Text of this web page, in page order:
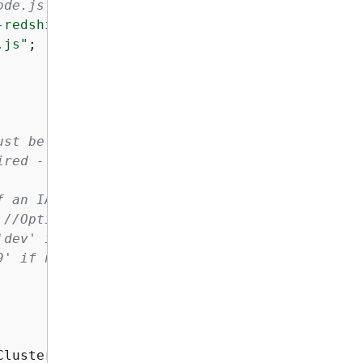
redshift"
;
be lowercase
- must contain at least one uppercase
IAM role with permissions your cluster
//Optional - the name of a cluster subnet
if not specified
if not specified